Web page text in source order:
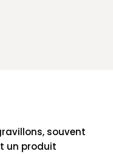
souvent
un produit